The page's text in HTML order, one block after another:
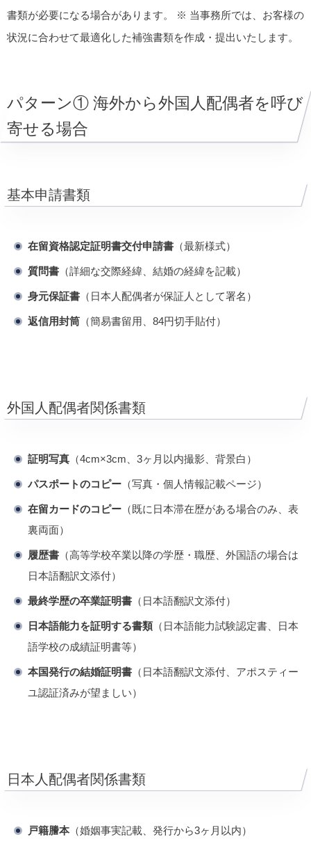
書類が必要になる場合があります。 ※ 当事務所では、お客様の
状況に合わせて最適化した補強書類を作成・提出いたします。
パターン① 海外から外国人配偶者を呼び
寄せる場合
基本申請書類
在留資格認定証明書交付申請書 （最新様式）
質問書 （詳細な交際経緯、結婚の経緯を記載）
身元保証書 （日本人配偶者が保証人として署名）
返信用封筒 （簡易書留用、84円切手貼付）
外国人配偶者関係書類
証明写真 （4cm×3cm、3ヶ月以内撮影、背景白）
パスポートのコピー （写真・個人情報記載ページ）
在留カードのコピー （既に日本滞在歴がある場合のみ、表
裏両面）
履歴書 （高等学校卒業以降の学歴・職歴、外国語の場合は
日本語翻訳文添付）
最終学歴の卒業証明書 （日本語翻訳文添付）
日本語能力を証明する書類 （日本語能力試験認定書、日本
語学校の成績証明書等）
本国発行の結婚証明書 （日本語翻訳文添付、アポスティー
ユ認証済みが望ましい）
日本人配偶者関係書類
戸籍謄本（婚姻事実記載、発行から3ヶ月以内）